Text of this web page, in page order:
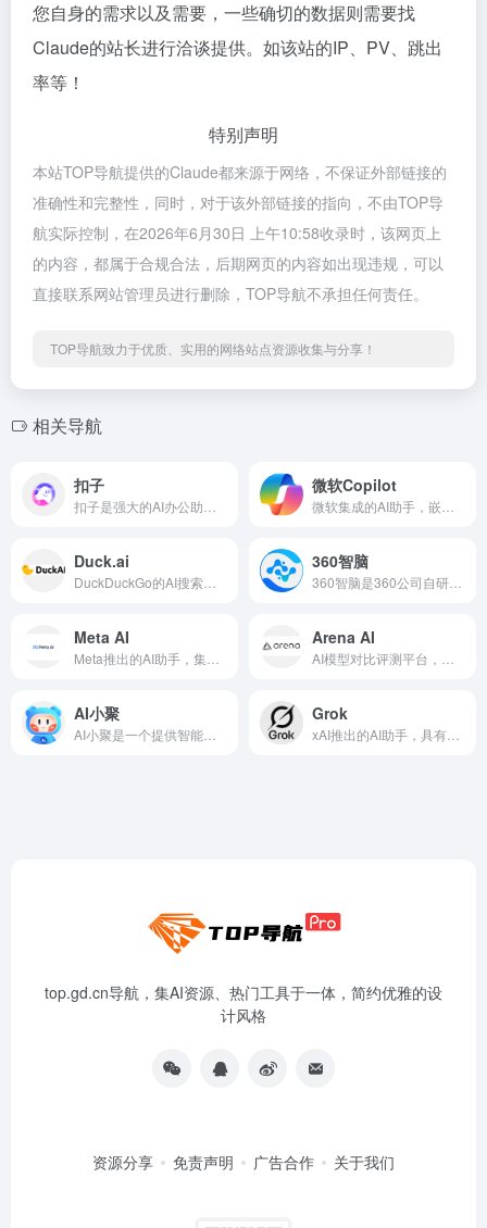
您自身的需求以及需要，一些确切的数据则需要找
Claude的站长进行洽谈提供。如该站的IP、PV、跳出
率等！
特别声明
本站TOP导航提供的Claude都来源于网络，不保证外部链接的
准确性和完整性，同时，对于该外部链接的指向，不由TOP导
航实际控制，在2026年6月30日 上午10:58收录时，该网页上
的内容，都属于合规合法，后期网页的内容如出现违规，可以
直接联系网站管理员进行删除，TOP导航不承担任何责任。
TOP导航致力于优质、实用的网络站点资源收集与分享！
相关导航
扣子 微软Copilot
Duck.ai 360智脑
Meta AI Arena AI
AI小聚 Grok
top.gd.cn导航，集AI资源、热门工具于一体，简约优雅的设
计风格
资源分享 免责声明 广告合作 关于我们